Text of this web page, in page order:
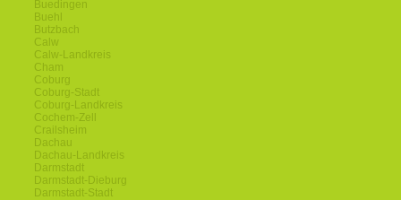
Buedingen
Buehl
Butzbach
Calw
Calw-Landkreis
Cham
Coburg
Coburg-Stadt
Coburg-Landkreis
Cochem-Zell
Crailsheim
Dachau
Dachau-Landkreis
Darmstadt
Darmstadt-Dieburg
Darmstadt-Stadt